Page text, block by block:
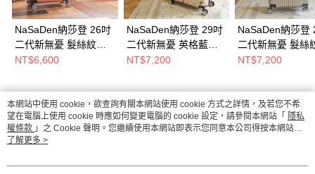
NaSaDen納莎登 26吋
二代新無憂 髮絲紋防
刮霧面對開行李箱 素
箱/對開行李箱
NT$6,600
NaSaDen納莎登 29吋
二代新無憂 英格藍貓
聯名款對開行李箱/貓
行李箱
NT$7,200
NaSaDen納莎登
二代新無憂 髮絲
刮霧面 素色款對
箱/拉鍊行李箱
NT$7,200
熱門標籤
本網站中使用 cookie，欲查詢有關本網站使用 cookie 方式之詳情，及若您不希
望在電腦上使用 cookie 時應如何變更電腦的 cookie 設定，請參閱本網站「 隱私
權條款 」之 Cookie 聲明。您繼續使用本網站即表示您同意本公司得按本網站使
用條款之 Cookie 聲明使用 cookie。
了解更多 >